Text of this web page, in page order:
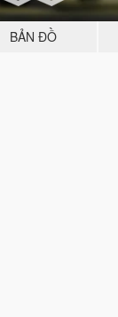
BẢN ĐỒ